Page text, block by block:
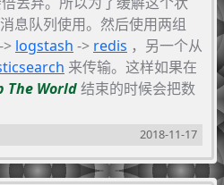
息队列使用。然后使用两组
logstash -> redis ，另一个从
来传输。这样如果在
The World结束的时候会把数
署也有用
们目前的应用也不太需要
落地和强一致性，使用redis
2018-11-17